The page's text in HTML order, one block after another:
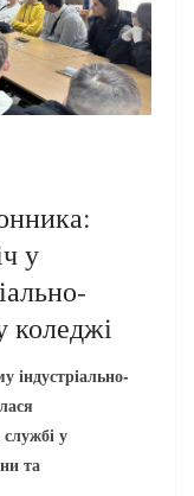
у
коледжі
індустріально-
у
та